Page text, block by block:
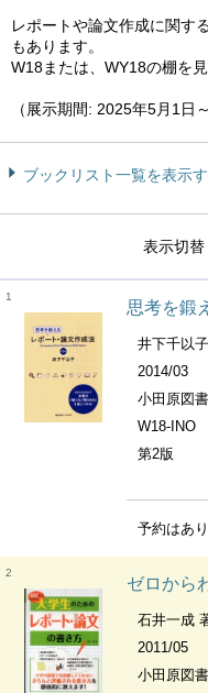
レポートや論文作成に関す
もあります。
W18または、WY18の棚を見
（展示期間: 2025年5月1日
ブックリスト一覧を表示
表示切替
1
思考を鍛えるレ
井下千以
2014/03
小田原図
W18-INO
第2版
予約はあ
2
ゼロからわ
石井一成
2011/05
小田原図